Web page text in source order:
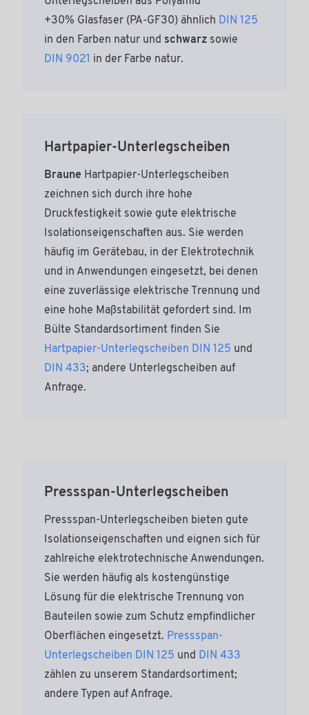
+30% Glasfaser (PA‑GF30) ähnlich DIN 125
in den Farben natur und schwarz sowie
DIN 9021 in der Farbe natur.
Hartpapier-Unterlegscheiben
Braune Hartpapier-Unterlegscheiben
zeichnen sich durch ihre hohe
Druckfestigkeit sowie gute elektrische
Isolationseigenschaften aus. Sie werden
häufig im Gerätebau, in der Elektrotechnik
und in Anwendungen eingesetzt, bei denen
eine zuverlässige elektrische Trennung und
eine hohe Maßstabilität gefordert sind. Im
Bülte Standardsortiment finden Sie
Hartpapier-Unterlegscheiben DIN 125 und
DIN 433; andere Unterlegscheiben auf
Anfrage.
Pressspan-Unterlegscheiben
Pressspan-Unterlegscheiben bieten gute
Isolationseigenschaften und eignen sich für
zahlreiche elektrotechnische Anwendungen.
Sie werden häufig als kostengünstige
Lösung für die elektrische Trennung von
Bauteilen sowie zum Schutz empfindlicher
Oberflächen eingesetzt. Pressspan-
Unterlegscheiben DIN 125 und DIN 433
zählen zu unserem Standardsortiment;
andere Typen auf Anfrage.